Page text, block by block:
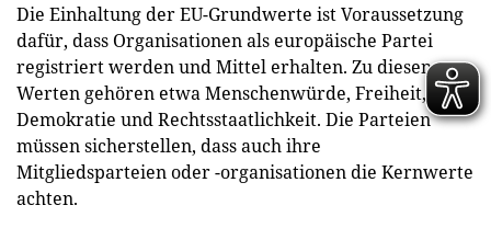
Die Einhaltung der EU-Grundwerte ist Voraussetzung
dafür, dass Organisationen als europäische Partei
registriert werden und Mittel erhalten. Zu diesen
Werten gehören etwa Menschenwürde, Freiheit,
Demokratie und Rechtsstaatlichkeit. Die Parteien
müssen sicherstellen, dass auch ihre
Mitgliedsparteien oder -organisationen die Kernwerte
achten.